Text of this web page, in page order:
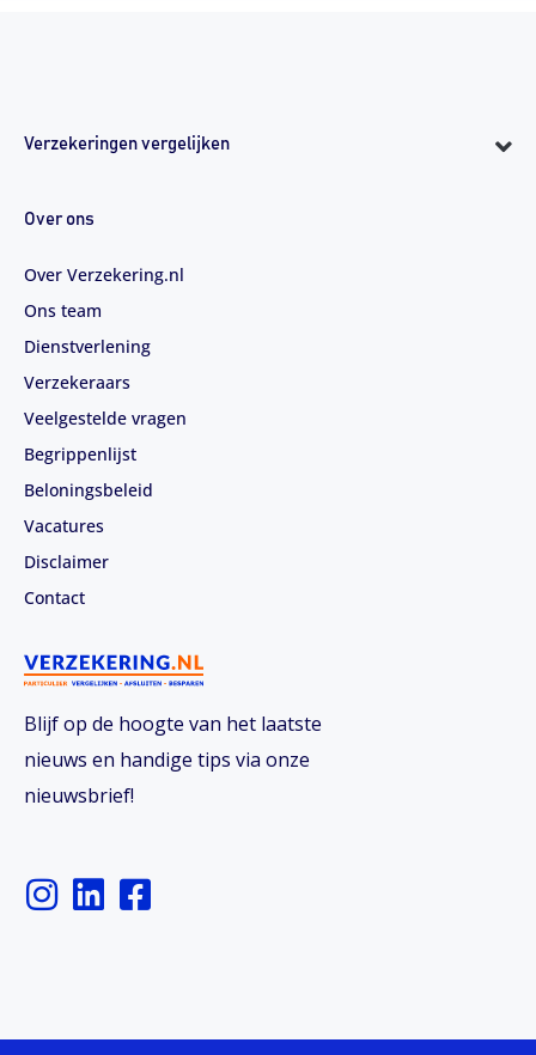
Blijf op de hoogte van het laatste
nieuws en handige tips via onze
nieuwsbrief!
I
n
L
i
F
a
Verzekeringen vergelijken
Over ons
Over Verzekering.nl
Ons team
Dienstverlening
Verzekeraars
Veelgestelde vragen
Begrippenlijst
Beloningsbeleid
Vacatures
Disclaimer
Contact